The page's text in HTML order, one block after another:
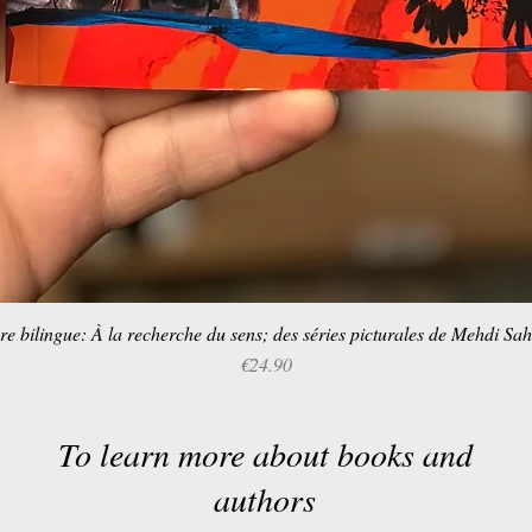
Quick View
bilingue: À la recherche du sens; des séries picturales de Mehdi
Price
€24.90
To learn more about books and
authors